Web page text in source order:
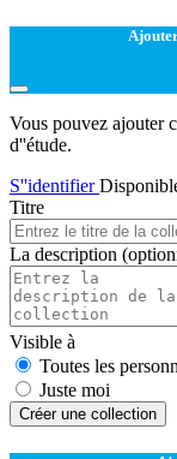
Vous pouvez ajouter
d''étude.
S''identifier
Titre
La description
Visible à
Toutes les
Juste moi
Créer une collection